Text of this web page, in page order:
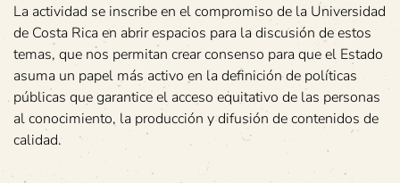
La actividad se inscribe en el compromiso de la Universidad
de Costa Rica en abrir espacios para la discusión de estos
temas, que nos permitan crear consenso para que el Estado
asuma un papel más activo en la definición de políticas
públicas que garantice el acceso equitativo de las personas
al conocimiento, la producción y difusión de contenidos de
calidad.